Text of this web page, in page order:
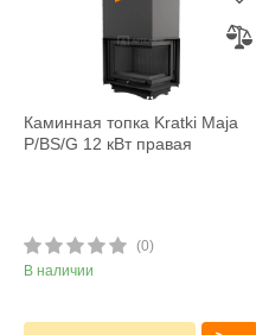
Каминная топка Kratki Maja
P/BS/G 12 кВт правая
(0)
В наличии